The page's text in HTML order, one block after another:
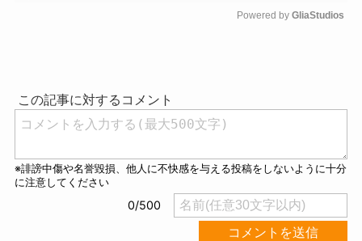
Powered by GliaStudios